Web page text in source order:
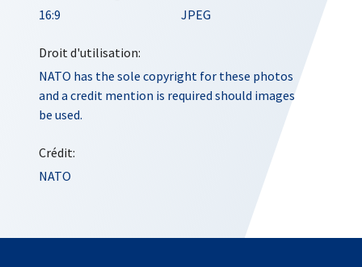
16:9
JPEG
Droit d'utilisation:
NATO has the sole copyright for these photos
and a credit mention is required should images
be used.
Crédit:
NATO